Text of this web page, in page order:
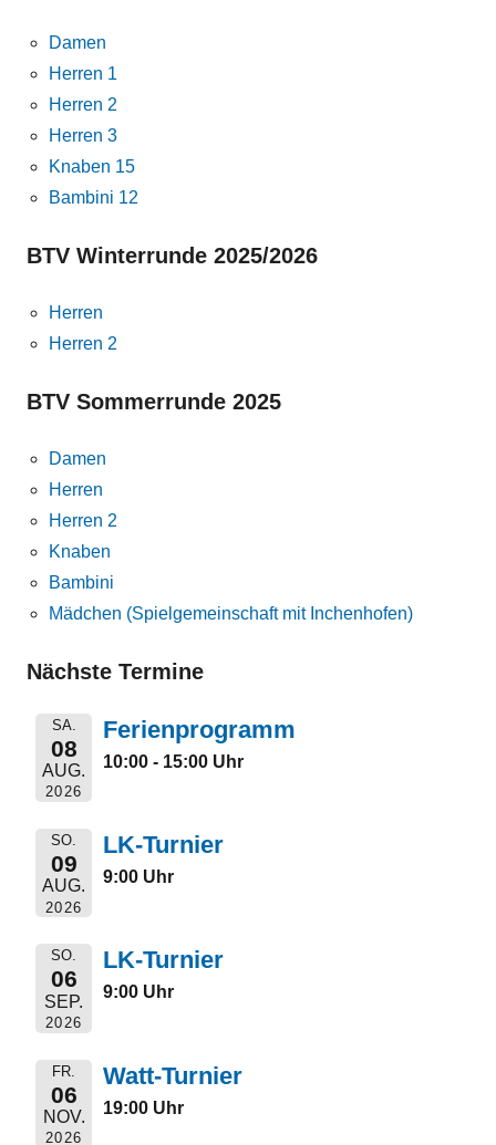
Damen
Herren 1
Herren 2
Herren 3
Knaben 15
Bambini 12
BTV Winterrunde 2025/2026
Herren
Herren 2
BTV Sommerrunde 2025
Damen
Herren
Herren 2
Knaben
Bambini
Mädchen (Spielgemeinschaft mit Inchenhofen)
Nächste Termine
SA.
08
AUG.
2026
Ferienprogramm
10:00 - 15:00 Uhr
SO.
09
AUG.
2026
LK-Turnier
9:00 Uhr
SO.
06
SEP.
2026
LK-Turnier
9:00 Uhr
FR.
06
NOV.
2026
Watt-Turnier
19:00 Uhr